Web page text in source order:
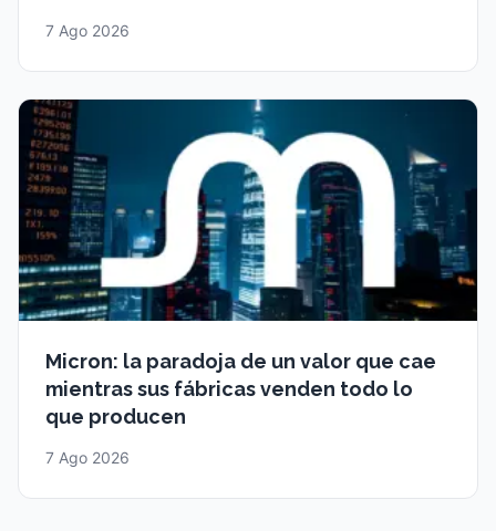
7 Ago 2026
Micron: la paradoja de un valor que cae
mientras sus fábricas venden todo lo
que producen
7 Ago 2026